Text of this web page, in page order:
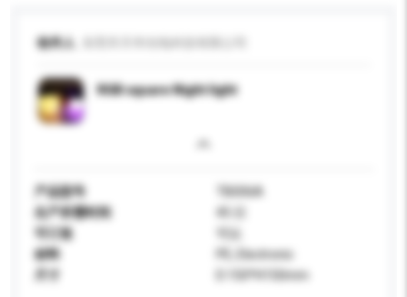
收件人
RGB square Night light
产品型号
TB006A
生产所需时间
45 日
可订造
可以
材料
PE, Electronic
D:150*H150mm